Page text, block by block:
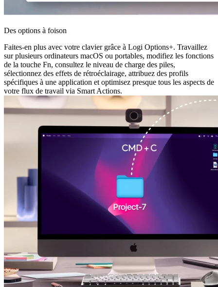
Des options à foison
Faites-en plus avec votre clavier grâce à Logi Options+. Travaillez
sur plusieurs ordinateurs macOS ou portables, modifiez les fonctions
de la touche Fn, consultez le niveau de charge des piles,
sélectionnez des effets de rétroéclairage, attribuez des profils
spécifiques à une application et optimisez presque tous les aspects de
votre flux de travail via Smart Actions.